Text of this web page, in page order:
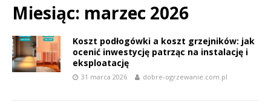
Miesiąc: marzec 2026
Koszt podłogówki a koszt grzejników: jak
ocenić inwestycję patrząc na instalację i
eksploatację
31 marca 2026 dobre-ogrzewanie.com.pl